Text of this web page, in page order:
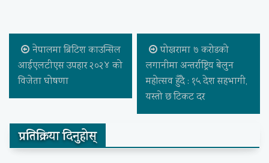
नेपालमा ब्रिटिश काउन्सिल
आईएलटीएस उपहार २०२४ को
विजेता घोषणा
पोखरामा ७ करोडको
लगानीमा अन्तर्राष्ट्रिय बेलुन
महोत्सव हुँदै : १५ देश सहभागी,
यस्तो छ टिकट दर
प्रतिक्रिया दिनुहोस्